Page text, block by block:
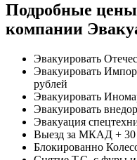
Подробные цены
компании
Эвакуировать
Эвакуировать
рублей
Эвакуировать
Эвакуировать
Эвакуация
Выезд за МКАД +
Блокированно